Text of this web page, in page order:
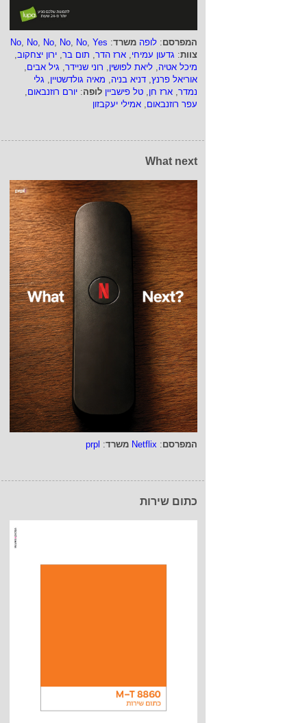
המפרסם: לופה משרד:
No, No, No, No, No, Yes
צוות: גדעון עמיחי, ארז הדר, תום בר, ירון יצחקוב,
מיכל אטיה, ליאת לפושין, רוני שניידר, גיל אבים,
אוריאל פרנץ, דניא בניה, מאיה גולדשטיין, גלי
נמדר, ארז חן, טל פישביין לופה: יורם רוזנבאום,
עפר רוזנבאום, אמילי יעקבזון
What next
המפרסם:
Netflix משרד:
prpl
כתום שירות